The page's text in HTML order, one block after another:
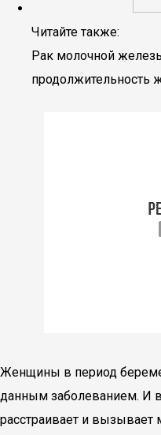
Читайте также:
Рак молочной
продолжительность
Женщины в период
данным заболеванием. И
расстраивает и